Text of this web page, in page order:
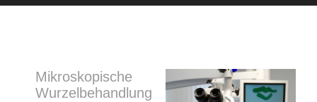
Mikroskopische
Wurzelbehandlung